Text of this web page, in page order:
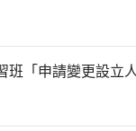
班「申請變更設立